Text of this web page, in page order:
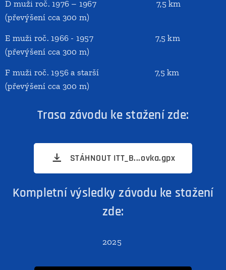
D muži roč. 1976 – 1967 7,5 km
(převýšení cca 300 m)
E muži roč. 1966 - 1957 7,5 km
(převýšení cca 300 m)
F muži roč. 1956 a starší 7,5 km
(převýšení cca 300 m)
Trasa závodu ke stažení zde:
STÁHNOUT ITT_B...ovka.gpx
Kompletní výsledky závodu ke stažení
zde:
2025